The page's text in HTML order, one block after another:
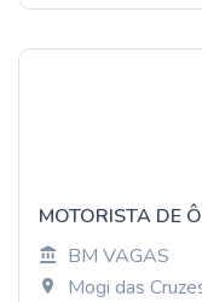
MOTORISTA DE
BM VAGAS
Mogi das